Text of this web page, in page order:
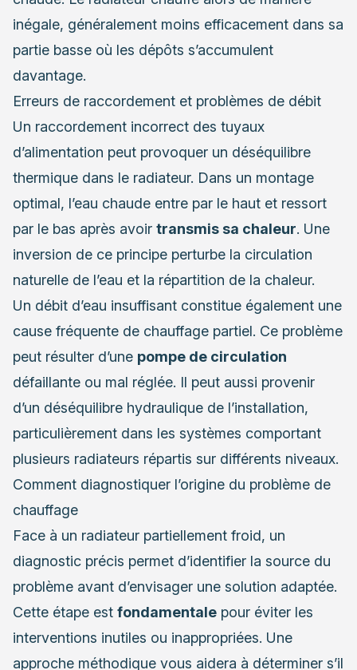
inégale, généralement moins efficacement dans sa
partie basse où les dépôts s’accumulent
davantage.
Erreurs de raccordement et problèmes de débit
Un raccordement incorrect des tuyaux
d’alimentation peut provoquer un déséquilibre
thermique dans le radiateur. Dans un montage
optimal, l’eau chaude entre par le haut et ressort
par le bas après avoir transmis sa chaleur. Une
inversion de ce principe perturbe la circulation
naturelle de l’eau et la répartition de la chaleur.
Un débit d’eau insuffisant constitue également une
cause fréquente de chauffage partiel. Ce problème
peut résulter d’une pompe de circulation
défaillante ou mal réglée. Il peut aussi provenir
d’un déséquilibre hydraulique de l’installation,
particulièrement dans les systèmes comportant
plusieurs radiateurs répartis sur différents niveaux.
Comment diagnostiquer l’origine du problème de
chauffage
Face à un radiateur partiellement froid, un
diagnostic précis permet d’identifier la source du
problème avant d’envisager une solution adaptée.
Cette étape est fondamentale pour éviter les
interventions inutiles ou inappropriées. Une
approche méthodique vous aidera à déterminer s’il